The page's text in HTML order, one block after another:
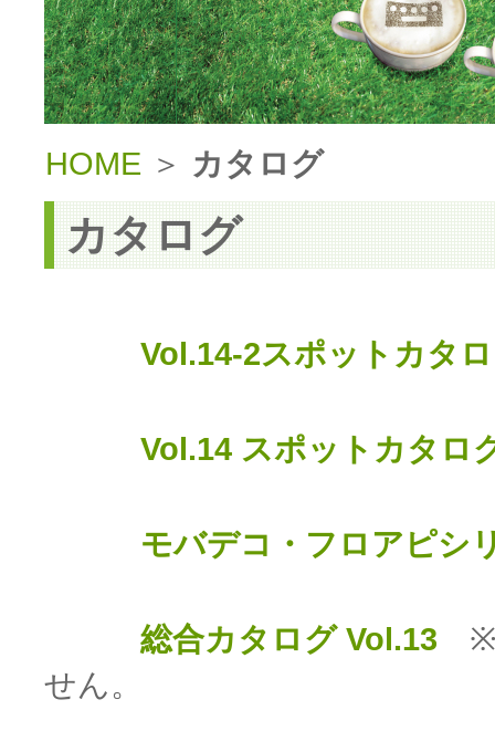
HOME ＞ カタログ
カタログ
Vol.14-2スポットカタロ
Vol.14 スポットカタログ
モバデコ・フロアピシ
総合カタログ Vol.13 ※
せん。